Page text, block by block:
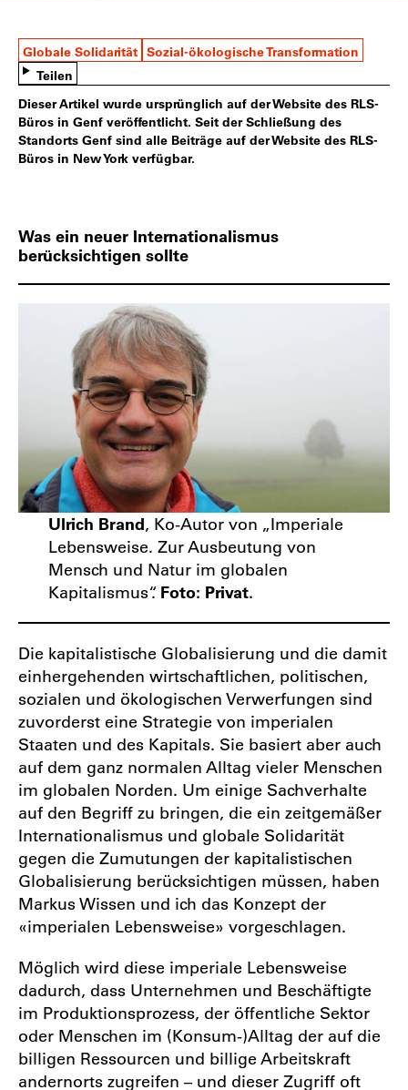
Globale Solidarität Sozial-ökologische Transformation
Teilen
Dieser Artikel wurde ursprünglich auf der Website des RLS-
Büros in Genf veröffentlicht. Seit der Schließung des
Standorts Genf sind alle Beiträge auf der Website des RLS-
Büros in New York verfügbar.
Was ein neuer Internationalismus
berücksichtigen sollte
Ulrich Brand, Ko-Autor von „Imperiale
Lebensweise. Zur Ausbeutung von
Mensch und Natur im globalen
Kapitalismus“. Foto: Privat.
Die kapitalistische Globalisierung und die damit
einhergehenden wirtschaftlichen, politischen,
sozialen und ökologischen Verwerfungen sind
zuvorderst eine Strategie von imperialen
Staaten und des Kapitals. Sie basiert aber auch
auf dem ganz normalen Alltag vieler Menschen
im globalen Norden. Um einige Sachverhalte
auf den Begriff zu bringen, die ein zeitgemäßer
Internationalismus und globale Solidarität
gegen die Zumutungen der kapitalistischen
Globalisierung berücksichtigen müssen, haben
Markus Wissen und ich das Konzept der
«imperialen Lebensweise» vorgeschlagen.
Möglich wird diese imperiale Lebensweise
dadurch, dass Unternehmen und Beschäftigte
im Produktionsprozess, der öffentliche Sektor
oder Menschen im (Konsum-)Alltag der auf die
billigen Ressourcen und billige Arbeitskraft
andernorts zugreifen – und dieser Zugriff oft